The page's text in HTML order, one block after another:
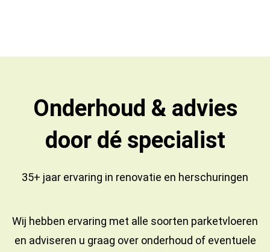
Onderhoud & advies
door dé specialist
35+ jaar ervaring in renovatie en herschuringen
Wij hebben ervaring met alle soorten parketvloeren
en adviseren u graag over onderhoud of eventuele